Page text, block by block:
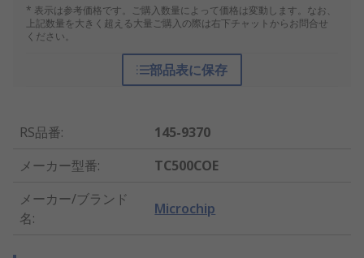
* 表示は参考価格です。ご購入数量によって価格は変動します。なお、
上記数量を大きく超える大量ご購入の際は右下チャットからお問合せ
ください。
部品表に保存
RS品番:
145-9370
メーカー型番:
TC500COE
メーカー/ブランド
名:
Microchip